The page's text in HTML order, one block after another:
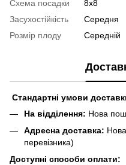
Схема посадки
8х8
Засухостійкість
Середня
Розмір плоду
Середній
Стандартні умови
На відділення: Нова
Адресна доставка:
перевізника)
Доступні способи оплати: